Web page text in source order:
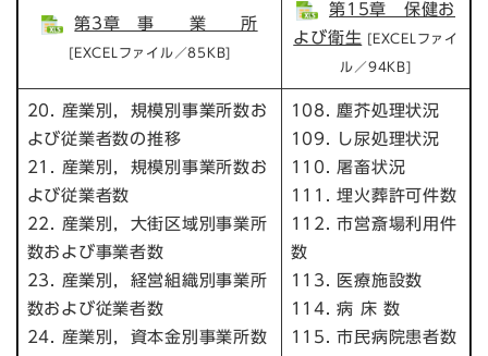
第3章 事 業 所
[EXCELファイル／85KB]
第15章 保健お
よび衛生 [EXCELファイ
ル／94KB]
20. 産業別，規模別事業所数お
よび従業者数の推移
21. 産業別，規模別事業所数お
よび従業者数
22. 産業別，大街区域別事業所
数および事業者数
23. 産業別，経営組織別事業所
数および従業者数
24. 産業別，資本金別事業所数
108. 塵芥処理状況
109. し尿処理状況
110. 屠畜状況
111. 埋火葬許可件数
112. 市営斎場利用件
数
113. 医療施設数
114. 病 床 数
115. 市民病院患者数